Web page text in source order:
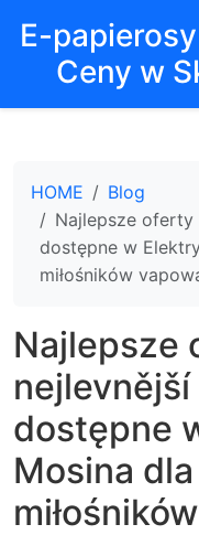
E-
Ceny w
HOME
Blog
Najlepsze oferty
dostępne w
miłośników
Najlepsze
dostępne
Mosina